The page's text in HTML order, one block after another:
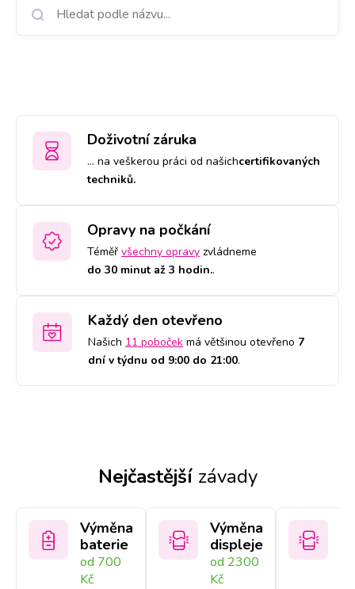
Doživotní záruka
… na veškerou práci od našichcertifikovaných
techniků.
Opravy na počkání
Téměř všechny opravy zvládneme
do 30 minut až 3 hodin..
Každý den otevřeno
Našich 11 poboček má většinou otevřeno 7
dní v týdnu od 9:00 do 21:00.
Nejčastější závady
Výměna
baterie
od 700
Kč
Výměna
displeje
od 2300
Kč